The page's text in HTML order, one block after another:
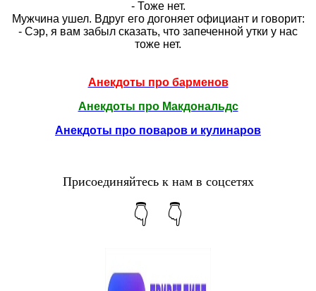
- Тоже нет.
Мужчина ушел. Вдруг его догоняет официант и говорит:
- Сэр, я вам забыл сказать, что запеченной утки у нас
тоже нет.
Анекдоты про барменов
Анекдоты про Макдональдс
Анекдоты про поваров и кулинаров
Присоединяйтесь к нам в соцсетях
👇 👇